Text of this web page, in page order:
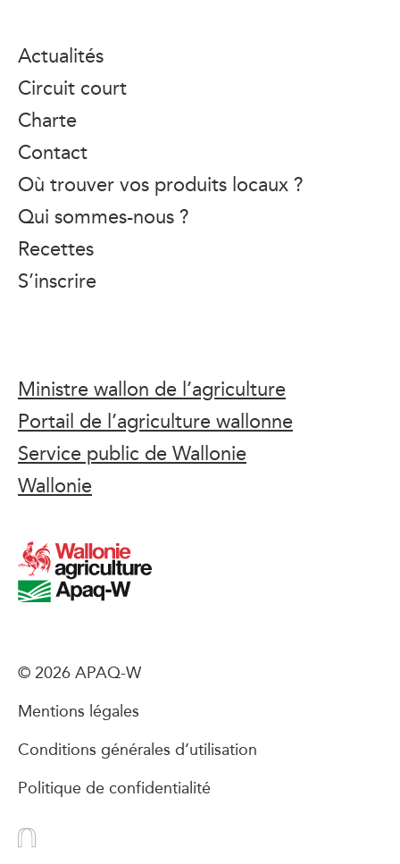
Actualités
Circuit court
Charte
Contact
Où trouver vos produits locaux ?
Qui sommes-nous ?
Recettes
S’inscrire
Ministre wallon de l’agriculture
Portail de l’agriculture wallonne
Service public de Wallonie
Wallonie
© 2026 APAQ-W
Mentions légales
Conditions générales d’utilisation
Politique de confidentialité